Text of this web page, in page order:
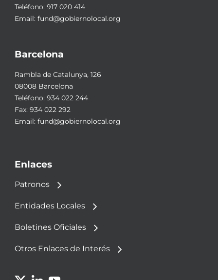
Teléfono: 917 020 414
Email: fund@gobiernolocal.org
Barcelona
Rambla de Catalunya, 126
08008 Barcelona
Teléfono: 934 022 244
Fax: 934 022 292
Email: fund@gobiernolocal.org
Enlaces
Patronos
Entidades Locales
Boletines Oficiales
Otros Enlaces de Interés